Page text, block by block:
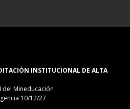
INSTITUCIONAL DE ALTA
del Mineducación
10/12/27